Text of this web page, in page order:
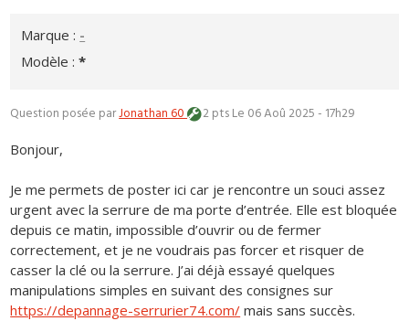
Marque : -
Modèle :*
Question posée parJonathan 60 2 ptsLe 06 Aoû 2025 - 17h29
Bonjour,
Je me permets de poster ici car je rencontre un souci assez
urgent avec la serrure de ma porte d’entrée. Elle est bloquée
depuis ce matin, impossible d’ouvrir ou de fermer
correctement, et je ne voudrais pas forcer et risquer de
casser la clé ou la serrure. J’ai déjà essayé quelques
manipulations simples en suivant des consignes sur
https://depannage-serrurier74.com/ mais sans succès.